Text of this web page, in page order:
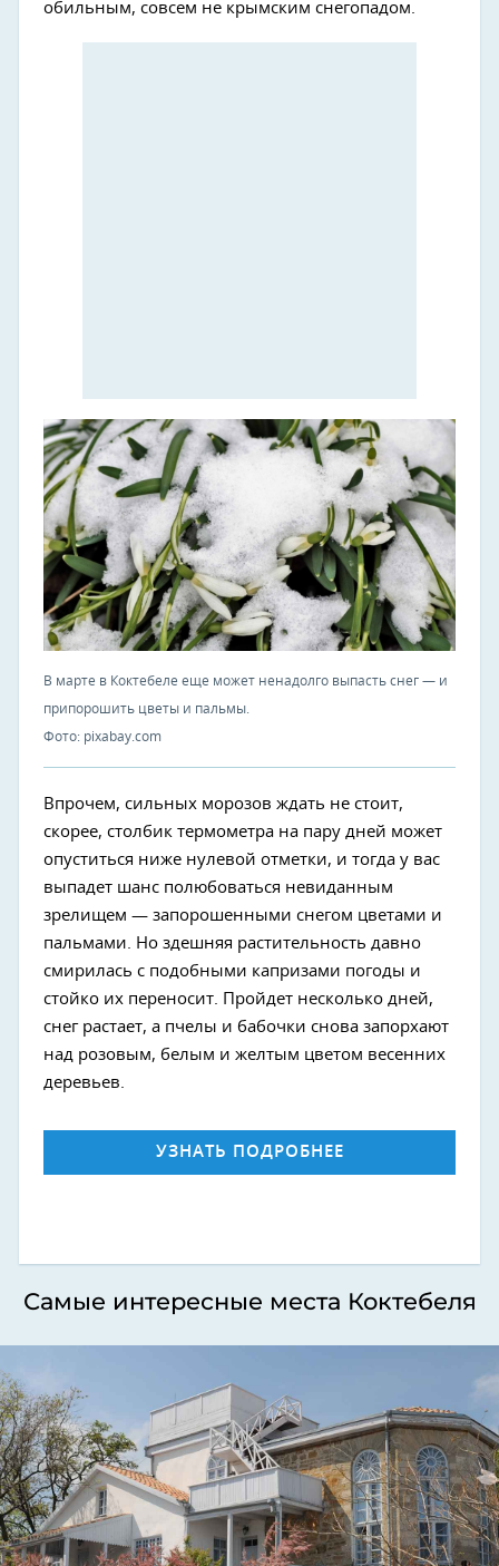
обильным, совсем не крымским снегопадом.
В марте в Коктебеле еще может ненадолго выпасть снег — и
припорошить цветы и пальмы.
Фото: pixabay.com
Впрочем, сильных морозов ждать не стоит,
скорее, столбик термометра на пару дней может
опуститься ниже нулевой отметки, и тогда у вас
выпадет шанс полюбоваться невиданным
зрелищем — запорошенными снегом цветами и
пальмами. Но здешняя растительность давно
смирилась с подобными капризами погоды и
стойко их переносит. Пройдет несколько дней,
снег растает, а пчелы и бабочки снова запорхают
над розовым, белым и желтым цветом весенних
деревьев.
УЗНАТЬ ПОДРОБНЕЕ
Самые интересные места Коктебеля